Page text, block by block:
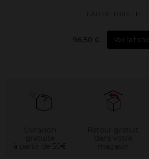
EAU DE TOILETTE
96,50 € Voir la fiche